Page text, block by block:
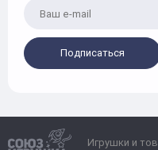
Подписаться
Игрушки и